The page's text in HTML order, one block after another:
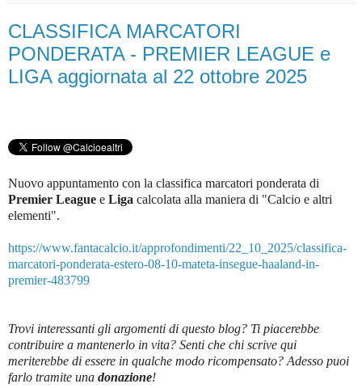
CLASSIFICA MARCATORI
PONDERATA - PREMIER LEAGUE e
LIGA aggiornata al 22 ottobre 2025
Nuovo appuntamento con la classifica marcatori ponderata di
Premier League e Liga calcolata alla maniera di "Calcio e altri
elementi".
https://www.fantacalcio.it/approfondimenti/22_10_2025/classifica-
marcatori-ponderata-estero-08-10-mateta-insegue-haaland-in-
premier-483799
Trovi interessanti gli argomenti di questo blog? Ti piacerebbe
contribuire a mantenerlo in vita? Senti che chi scrive qui
meriterebbe di essere in qualche modo ricompensato? Adesso puoi
farlo tramite una donazione!